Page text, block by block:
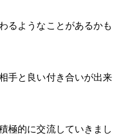
るようなことがあるかも
手と良い付き合いが出来
極的に交流していきまし